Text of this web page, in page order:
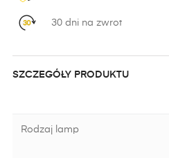
30 dni na zwrot
SZCZEGÓŁY PRODUKTU
Rodzaj lamp